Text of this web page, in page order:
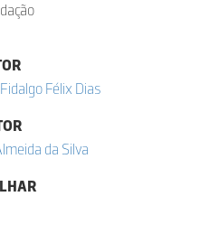
Félix Dias
da Silva